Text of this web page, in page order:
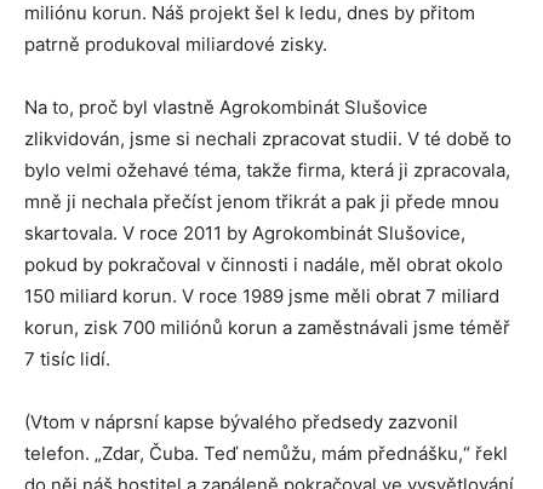
miliónu korun. Náš projekt šel k ledu, dnes by přitom
patrně produkoval miliardové zisky.
Na to, proč byl vlastně Agrokombinát Slušovice
zlikvidován, jsme si nechali zpracovat studii. V té době to
bylo velmi ožehavé téma, takže firma, která ji zpracovala,
mně ji nechala přečíst jenom třikrát a pak ji přede mnou
skartovala. V roce 2011 by Agrokombinát Slušovice,
pokud by pokračoval v činnosti i nadále, měl obrat okolo
150 miliard korun. V roce 1989 jsme měli obrat 7 miliard
korun, zisk 700 miliónů korun a zaměstnávali jsme téměř
7 tisíc lidí.
(Vtom v náprsní kapse bývalého předsedy zazvonil
telefon. „Zdar, Čuba. Teď nemůžu, mám přednášku,“ řekl